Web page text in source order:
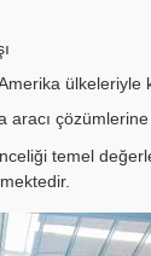
ülkeleriyle
aracı
temel